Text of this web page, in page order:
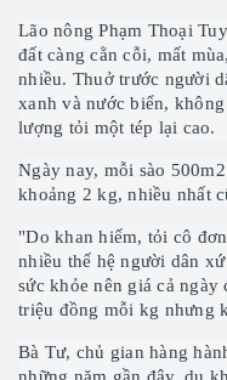
Lão nông Phạm Thoại
đất càng cằn cỗi, mất
nhiều. Thuở trước người
xanh và nước biển,
lượng tỏi một tép lại cao.
Ngày nay, mỗi sào
khoảng 2 kg, nhiều nhất
"Do khan hiếm, tỏi cô
nhiều thế hệ người dân
sức khỏe nên giá cả ngày
triệu đồng mỗi kg nhưng
Bà Tư, chủ gian hàng